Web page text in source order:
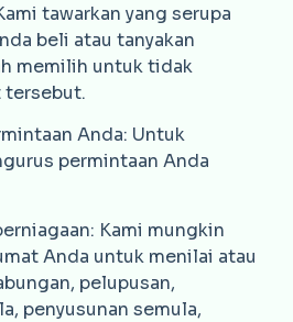
tawarkan yang serupa
beli atau tanyakan
memilih untuk tidak
tersebut.
Anda: Untuk
permintaan Anda
Kami mungkin
Anda untuk menilai atau
pelupusan,
penyusunan semula,